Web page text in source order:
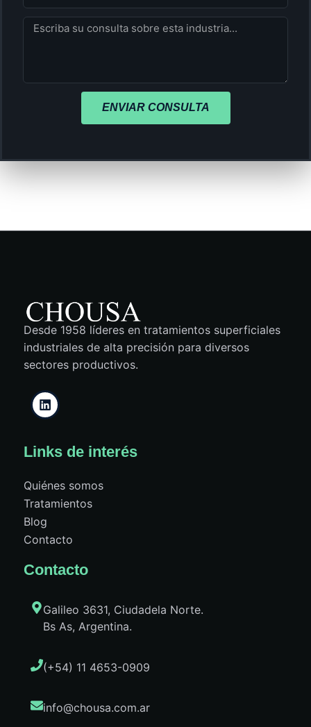
ENVIAR CONSULTA
Desde 1958 líderes en tratamientos superficiales
industriales de alta precisión para diversos
sectores productivos.
Links de interés
Quiénes somos
Tratamientos
Blog
Contacto
Contacto
Galileo 3631, Ciudadela Norte.
Bs As, Argentina.
(+54) 11 4653-0909
info@chousa.com.ar